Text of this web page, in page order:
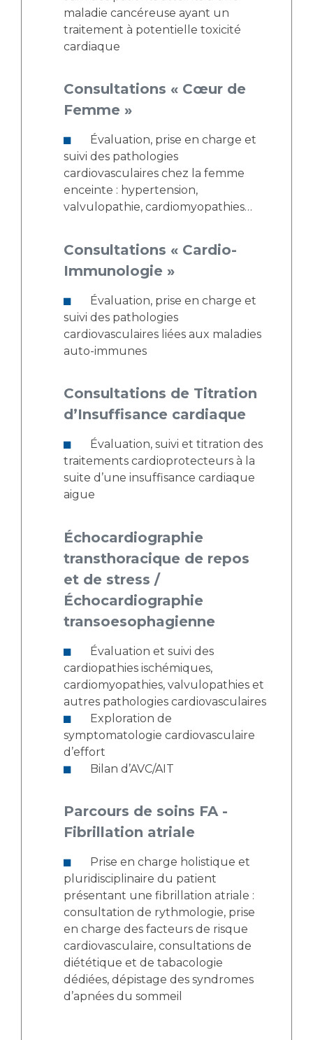
maladie cancéreuse ayant un
traitement à potentielle toxicité
cardiaque
Consultations « Cœur de
Femme »
suivi des pathologies
cardiovasculaires chez la femme
enceinte : hypertension,
valvulopathie, cardiomyopathies…
Consultations « Cardio-
Immunologie »
suivi des pathologies
cardiovasculaires liées aux maladies
auto-immunes
Consultations de Titration
d’Insuffisance cardiaque
traitements cardioprotecteurs à la
suite d’une insuffisance cardiaque
aigue
Échocardiographie
transthoracique de repos
et de stress /
Échocardiographie
transoesophagienne
cardiopathies ischémiques,
cardiomyopathies, valvulopathies et
autres pathologies cardiovasculaires
symptomatologie cardiovasculaire
d’effort
Bilan d’AVC/AIT
Parcours de soins FA -
Fibrillation atriale
pluridisciplinaire du patient
présentant une fibrillation atriale :
consultation de rythmologie, prise
en charge des facteurs de risque
cardiovasculaire, consultations de
diététique et de tabacologie
dédiées, dépistage des syndromes
d’apnées du sommeil